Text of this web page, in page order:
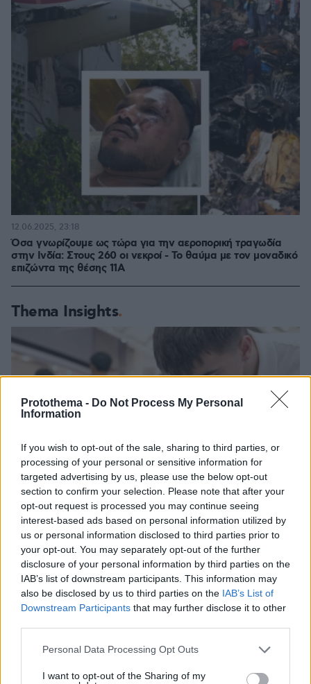
Protothema - Do Not Process My Personal
Information
If you wish to opt-out of the sale, sharing to third parties, or
processing of your personal or sensitive information for
targeted advertising by us, please use the below opt-out
section to confirm your selection. Please note that after your
opt-out request is processed you may continue seeing
interest-based ads based on personal information utilized by
us or personal information disclosed to third parties prior to
your opt-out. You may separately opt-out of the further
disclosure of your personal information by third parties on the
IAB’s list of downstream participants. This information may
also be disclosed by us to third parties on the IAB’s List of
Downstream Participants that may further disclose it to other
Please note that this website/app uses one or more Google
not limited to your visit or usage behaviour. You may click to
Personal Data Processing Opt Outs
I want to opt-out of the Sharing of my
Όσα γνωρίζουμε ως τώρα για την αεροπορική τραγωδία
στην Ινδία: Στους 260 οι νεκροί - Το θαύμα με τον μοναδικό
επιζώντα της θέσης 11Α
12.06.2025, 23:18
Thema Insights
Πώς μια απλή ιδέα εξελίχθηκε σε κορυφαίο θεσμό
ρομποτικής στην Ελλάδα
04.08.2026, 11:20